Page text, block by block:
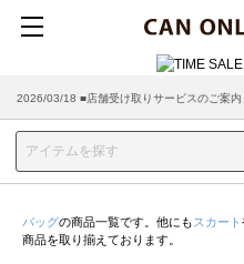
2026/03/18 ■店舗受け取りサービスのご案内
バッグの商品一覧です。他にも スカート
商品を取り揃えております。